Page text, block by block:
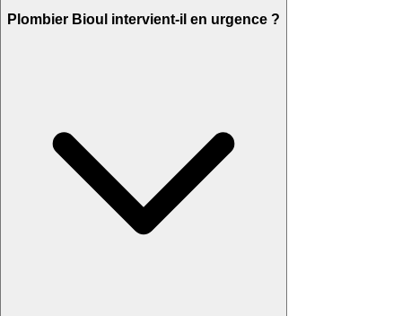
Plombier Bioul intervient-il en urgence ?